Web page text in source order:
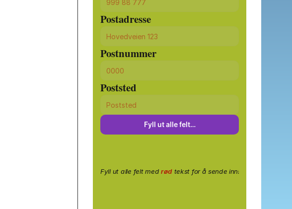
Postadresse
Postnummer
Poststed
Fyll ut alle felt…
Fyll ut alle felt med rødtekst for å sende inn!